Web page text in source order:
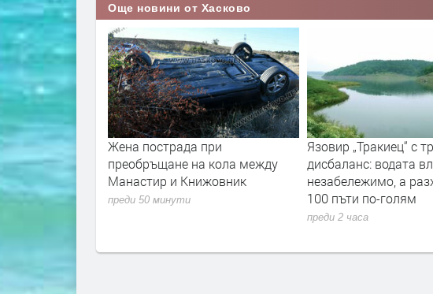
Още новини от Хасково
остави в
с
насилие
проникване в
Жена пострада при
преобръщане на кола между
Манастир и Книжовник
преди 50 минути
Язовир „Тракиец“ с
дисбаланс: водата
незабележимо, а
100 пъти по-голям
преди 2 часа